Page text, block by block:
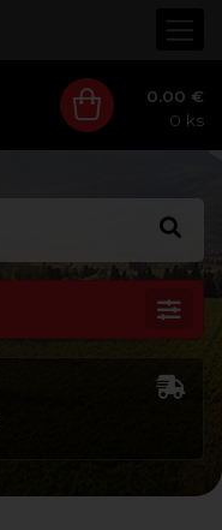
0.00 €
0 ks